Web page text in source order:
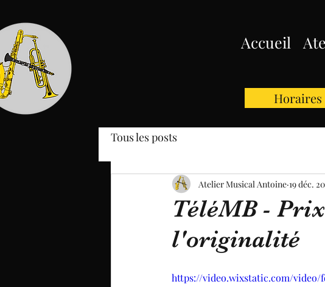
Accueil
Horaires
Tous les posts
TéléMB -
l'originalité
Atelier Musical Antoine 19 déc.
https://video.wixstatic.com/video/